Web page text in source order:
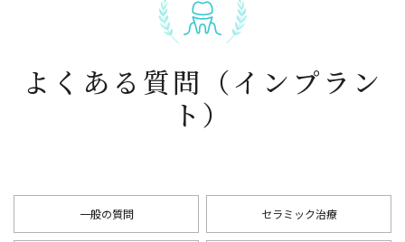
よくある質問（インプラン
ト）
一般の質問 セラミック治療